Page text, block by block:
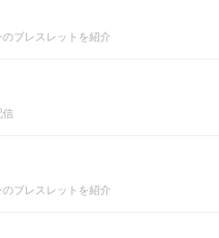
ブレスレットを紹介
信
ブレスレットを紹介